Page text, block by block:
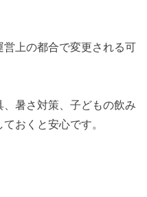
上の都合で変更される可
暑さ対策、子どもの飲み
おくと安心です。